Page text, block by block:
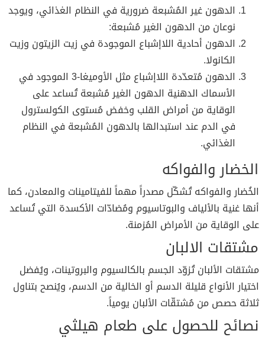
الدهون غير المُشبعة ضرورية في النظام الغذائي، ويوجد
نوعان من الدهون الغير مُشبعة:
الدهون أحادية اللاإشباع الموجودة في زيت الزيتون وزيت
الكانولا.
الدهون مُتعدّدة اللاإشباع مثل الأوميغا-3 الموجود في
الأسماك الدهنية الدهون الغير مُشبعة تُساعد على
الوقاية من أمراض القلب وخفض مُستوى الكولسترول
في الدم عند استبدالها بالدهون المُشبعة في النظام
الغذائي.
الخضار والفواكه
الخُضار والفواكه تُشكّل مصدراً مهماً للفيتامينات والمعادن، كما
أنها غنية بالألياف والبوتاسيوم ومُضادّات الأكسدة التي تُساعد
على الوقاية من الأمراض المُزمنة.
مشتقات الالبان
مشتقات الألبان تُزوّد الجسم بالكالسيوم والبروتينات، ويُفضل
اختيار الأنواع قليلة الدسم أو الخالية من الدسم، ويُنصح بتناول
ثلاثة حصص من مُشتقّات الألبان يومياً.
نصائح للحصول على طعام هيلثي